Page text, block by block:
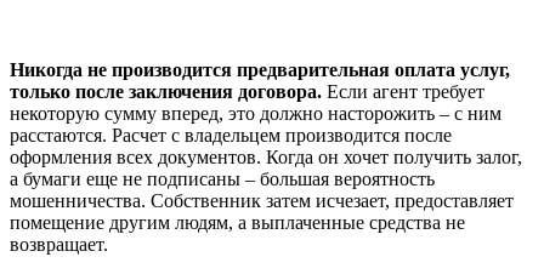
Никогда не производится предварительная оплата услуг,
только после заключения договора. Если агент требует
некоторую сумму вперед, это должно насторожить – с ним
расстаются. Расчет с владельцем производится после
оформления всех документов. Когда он хочет получить залог,
а бумаги еще не подписаны – большая вероятность
мошенничества. Собственник затем исчезает, предоставляет
помещение другим людям, а выплаченные средства не
возвращает.